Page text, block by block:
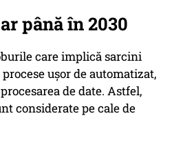
până în 2030
care implică sarcini
ușor de automatizat,
de date. Astfel,
considerate pe cale de